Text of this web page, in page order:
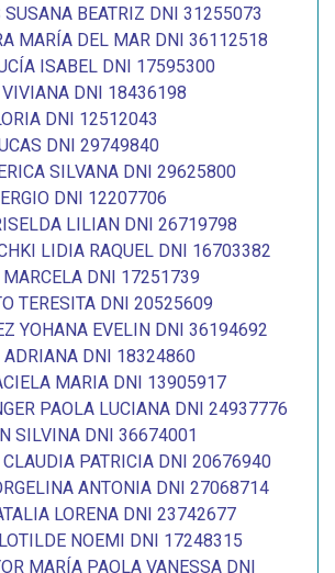
SUSANA BEATRIZ DNI 31255073
MARÍA DEL MAR DNI 36112518
ISABEL DNI 17595300
VIVIANA DNI 18436198
DNI 12512043
DNI 29749840
SILVANA DNI 29625800
DNI 12207706
LILIAN DNI 26719798
LIDIA RAQUEL DNI 16703382
MARCELA DNI 17251739
TERESITA DNI 20525609
YOHANA EVELIN DNI 36194692
ADRIANA DNI 18324860
MARIA DNI 13905917
PAOLA LUCIANA DNI 24937776
SILVINA DNI 36674001
CLAUDIA PATRICIA DNI 20676940
ANTONIA DNI 27068714
LORENA DNI 23742677
NOEMI DNI 17248315
MARÍA PAOLA VANESSA DNI